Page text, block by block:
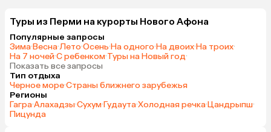
Туры из Перми на курорты Нового Афона
Популярные запросы
Зима·Весна·Лето·Осень·На одного·На двоих·На троих·
На 7 ночей·С ребенком·Туры на Новый год·
Показать все запросы
Тип отдыха
Черное море·Страны ближнего зарубежья
Регионы
Гагра·Алахадзы·Сухум·Гудаута·Холодная речка·Цандрыпш·
Пицунда